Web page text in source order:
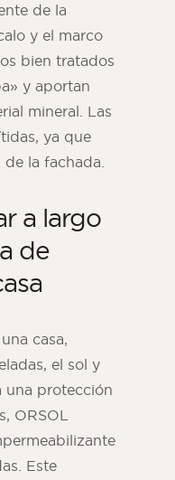
de la
y el marco
bien tratados
y aportan
mineral. Las
ya que
la fachada.
a largo
de
casa,
el sol y
una protección
ORSOL
Este